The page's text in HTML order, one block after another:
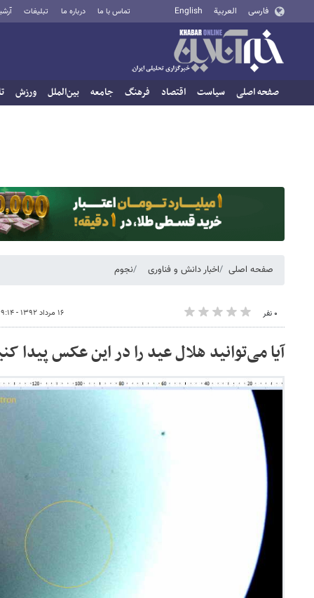
فارسی العربية English تماس با ما درباره ما تبلیغات
صفحه اصلی سیاست اقتصاد فرهنگ جامعه بین‌الملل ورزش
صفحه اصلی اخبار دانش و فناوری نجوم
۰ نفر ۱۶ مرداد ۱۳۹۲ - ۱۹:۱۴
آیا می‌توانید هلال عید را در این عکس پیدا